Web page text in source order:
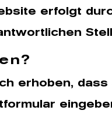
erfolgt
erhoben,